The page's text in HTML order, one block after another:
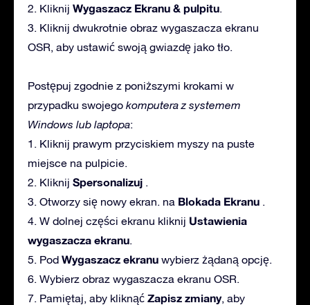
2. Kliknij Wygaszacz Ekranu & pulpitu
3. Kliknij dwukrotnie obraz wygaszacza ekranu
OSR, aby ustawić swoją gwiazdę jako tło.
Postępuj zgodnie z poniższymi krokami w
przypadku swojego komputera z systemem
Windows lub laptopa:
1. Kliknij prawym przyciskiem myszy na puste
miejsce na pulpicie.
2. Kliknij Spersonalizuj
3. Otworzy się nowy ekran. na Blokada Ekranu
4. W dolnej części ekranu kliknij Ustawienia
wygaszacza ekranu
5. Pod Wygaszacz ekranu wybierz żądaną opcję.
6. Wybierz obraz wygaszacza ekranu OSR.
7. Pamiętaj, aby kliknąć Zapisz zmiany, aby